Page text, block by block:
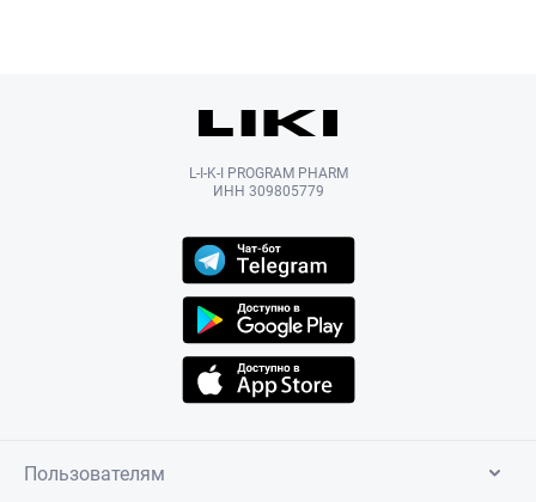
L-I-K-I PROGRAM PHARM
ИНН 309805779
Пользователям